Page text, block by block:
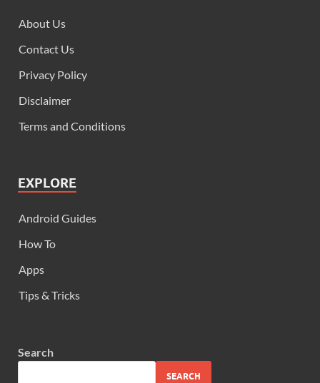
About Us
Contact Us
Privacy Policy
Disclaimer
Terms and Conditions
EXPLORE
Android Guides
How To
Apps
Tips & Tricks
Search
SEARCH